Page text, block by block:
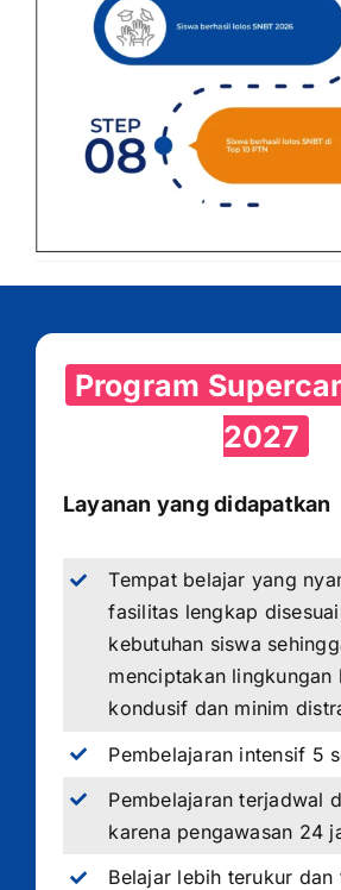
Program
2027
Layanan yang didapatkan
Tempat belajar yang
fasilitas lengkap
kebutuhan siswa
menciptakan lingkungan
kondusif dan minim
Pembelajaran intensif 5
Pembelajaran terjadwal
karena pengawasan 24
Belajar lebih terukur dan